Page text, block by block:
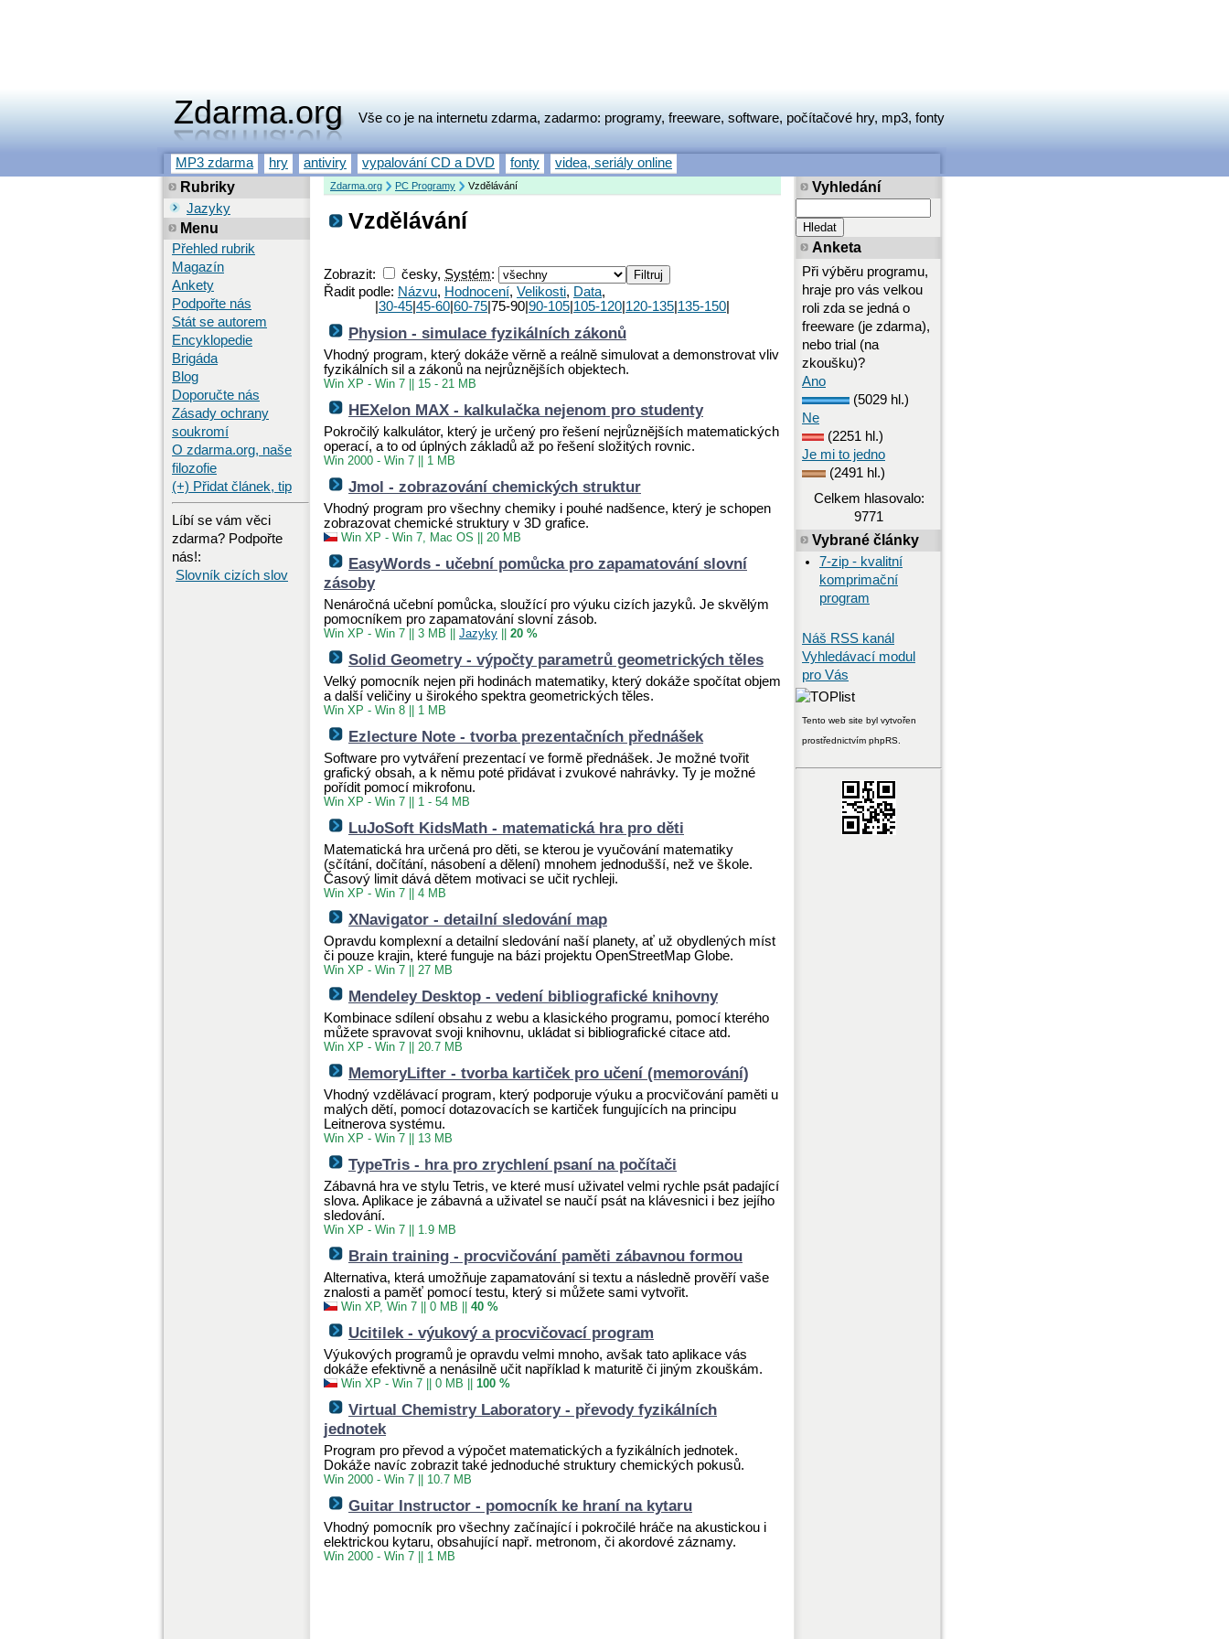
Zdarma.org Vše co je na internetu zdarma, zadarmo: programy, freeware, software, počítačové hry, mp3, fonty
MP3 zdarma hry antiviry vypalování CD a DVD fonty videa, seriály online
Zdarma.org PC Programy Vzdělávání
Vzdělávání
Zobrazit: česky, Systém:
Řadit podle: Názvu, Hodnocení, Velikosti, Data,
30-45 45-60 60-75 |75-90| 90-105 105-120 120-135 135-150
Physion - simulace fyzikálních zákonů
Vhodný program, který dokáže věrně a reálně simulovat a demonstrovat vliv
fyzikálních sil a zákonů na nejrůznějších objektech.
Win XP - Win 7 15 - 21 MB
HEXelon MAX - kalkulačka nejenom pro studenty
Pokročilý kalkulátor, který je určený pro řešení nejrůznějších matematických
operací, a to od úplných základů až po řešení složitých rovnic.
Win 2000 - Win 7 1 MB
Jmol - zobrazování chemických struktur
Vhodný program pro všechny chemiky i pouhé nadšence, který je schopen
zobrazovat chemické struktury v 3D grafice.
Win XP - Win 7, Mac OS 20 MB
EasyWords - učební pomůcka pro zapamatování slovní
zásoby
Nenáročná učební pomůcka, sloužící pro výuku cizích jazyků. Je skvělým
pomocníkem pro zapamatování slovní zásob.
Win XP - Win 7 3 MB Jazyky 20 %
Solid Geometry - výpočty parametrů geometrických těles
Velký pomocník nejen při hodinách matematiky, který dokáže spočítat objem
a další veličiny u širokého spektra geometrických těles.
Win XP - Win 8 1 MB
Ezlecture Note - tvorba prezentačních přednášek
Software pro vytváření prezentací ve formě přednášek. Je možné tvořit
grafický obsah, a k němu poté přidávat i zvukové nahrávky. Ty je možné
pořídit pomocí mikrofonu.
Win XP - Win 7 1 - 54 MB
LuJoSoft KidsMath - matematická hra pro děti
Matematická hra určená pro děti, se kterou je vyučování matematiky
(sčítání, dočítání, násobení a dělení) mnohem jednodušší, než ve škole.
Časový limit dává dětem motivaci se učit rychleji.
Win XP - Win 7 4 MB
XNavigator - detailní sledování map
Opravdu komplexní a detailní sledování naší planety, ať už obydlených míst
či pouze krajin, které funguje na bázi projektu OpenStreetMap Globe.
Win XP - Win 7 27 MB
Mendeley Desktop - vedení bibliografické knihovny
Kombinace sdílení obsahu z webu a klasického programu, pomocí kterého
můžete spravovat svoji knihovnu, ukládat si bibliografické citace atd.
Win XP - Win 7 20.7 MB
MemoryLifter - tvorba kartiček pro učení (memorování)
Vhodný vzdělávací program, který podporuje výuku a procvičování paměti u
malých dětí, pomocí dotazovacích se kartiček fungujících na principu
Leitnerova systému.
Win XP - Win 7 13 MB
TypeTris - hra pro zrychlení psaní na počítači
Zábavná hra ve stylu Tetris, ve které musí uživatel velmi rychle psát padající
slova. Aplikace je zábavná a uživatel se naučí psát na klávesnici i bez jejího
sledování.
Win XP - Win 7 1.9 MB
Brain training - procvičování paměti zábavnou formou
Alternativa, která umožňuje zapamatování si textu a následně prověří vaše
znalosti a paměť pomocí testu, který si můžete sami vytvořit.
Win XP, Win 7 0 MB 40 %
Ucitilek - výukový a procvičovací program
Výukových programů je opravdu velmi mnoho, avšak tato aplikace vás
dokáže efektivně a nenásilně učit například k maturitě či jiným zkouškám.
Win XP - Win 7 0 MB 100 %
Virtual Chemistry Laboratory - převody fyzikálních
jednotek
Program pro převod a výpočet matematických a fyzikálních jednotek.
Dokáže navíc zobrazit také jednoduché struktury chemických pokusů.
Win 2000 - Win 7 10.7 MB
Guitar Instructor - pomocník ke hraní na kytaru
Vhodný pomocník pro všechny začínající i pokročilé hráče na akustickou i
elektrickou kytaru, obsahující např. metronom, či akordové záznamy.
Win 2000 - Win 7 1 MB
Rubriky
Jazyky
Menu
Přehled rubrik
Magazín
Ankety
Podpořte nás
Stát se autorem
Encyklopedie
Brigáda
Blog
Doporučte nás
Zásady ochrany
soukromí
O zdarma.org, naše
filozofie
(+) Přidat článek, tip
Líbí se vám věci
zdarma? Podpořte
nás!:
Slovník cizích slov
Vyhledání
Anketa
Při výběru programu,
hraje pro vás velkou
roli zda se jedná o
freeware (je zdarma),
nebo trial (na
zkoušku)?
Ano
(5029 hl.)
Ne
(2251 hl.)
Je mi to jedno
(2491 hl.)
Celkem hlasovalo:
9771
Vybrané články
7-zip - kvalitní
komprimační
program
Náš RSS kanál
Vyhledávací modul
pro Vás
Tento web site byl vytvořen
prostřednictvím phpRS.